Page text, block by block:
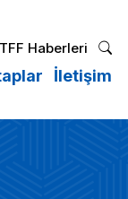
TFF Haberleri
İletişim